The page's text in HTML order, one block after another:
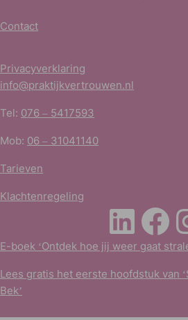
Contact
Privacyverklaring
info@praktijkvertrouwen.nl
Tel: 076 – 5417593
Mob: 06 – 31041140
Tarieven
Klachtenregeling
E-boek ‘Ontdek hoe jij weer gaat
Lees gratis het eerste hoofdstuk van
Bek’